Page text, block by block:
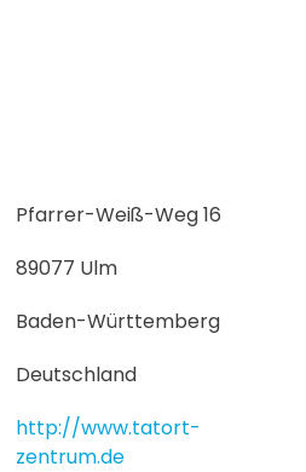
Pfarrer-Weiß-Weg 16
89077 Ulm
Baden-Württemberg
Deutschland
http://www.tatort-
zentrum.de